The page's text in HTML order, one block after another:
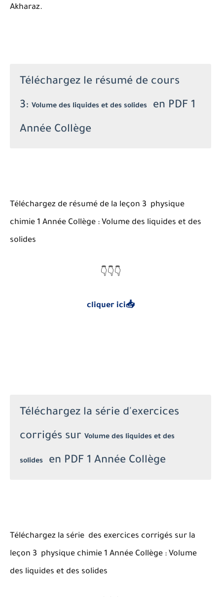
Akharaz.
Téléchargez le résumé de cours
3: Volume des liquides et des solides en PDF 1
Année Collège
Téléchargez de résumé de la leçon 3 physique
chimie 1 Année Collège : Volume des liquides et des
solides
👇👇👇
cliquer ici📥
Téléchargez la série d'exercices
corrigés sur Volume des liquides et des
solides en PDF 1 Année Collège
Téléchargez la série des exercices corrigés sur la
leçon 3 physique chimie 1 Année Collège : Volume
des liquides et des solides